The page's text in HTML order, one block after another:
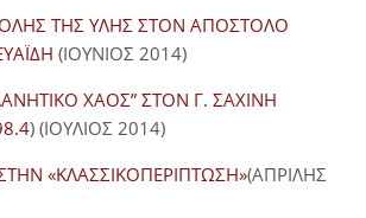
ΤΗΣ ΥΛΗΣ ΣΤΟΝ ΑΠΟΣΤΟΛΟ
(ΙΟΥΝΙΟΣ 2014)
ΧΑΟΣ” ΣΤΟΝ Γ. ΣΑΧΙΝΗ
) (ΙΟΥΛΙΟΣ 2014)
«ΚΛΑΣΣΙΚΟΠΕΡΙΠΤΩΣΗ»(ΑΠΡΙΛΗΣ